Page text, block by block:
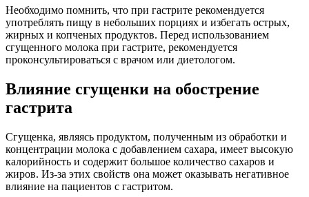
Необходимо помнить, что при гастрите рекомендуется
употреблять пищу в небольших порциях и избегать острых,
жирных и копченых продуктов. Перед использованием
сгущенного молока при гастрите, рекомендуется
проконсультироваться с врачом или диетологом.
Влияние сгущенки на обострение
гастрита
Сгущенка, являясь продуктом, полученным из обработки и
концентрации молока с добавлением сахара, имеет высокую
калорийность и содержит большое количество сахаров и
жиров. Из-за этих свойств она может оказывать негативное
влияние на пациентов с гастритом.